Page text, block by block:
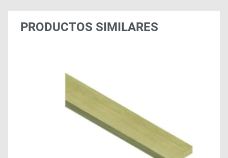
PRODUCTOS SIMILARES